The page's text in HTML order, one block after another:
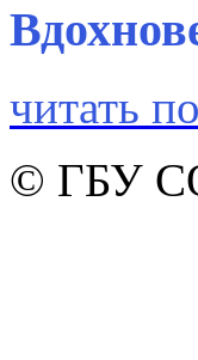
читать
© ГБУ